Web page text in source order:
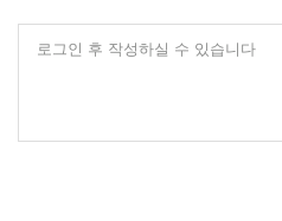
로그인 후 작성하실 수 있습니다